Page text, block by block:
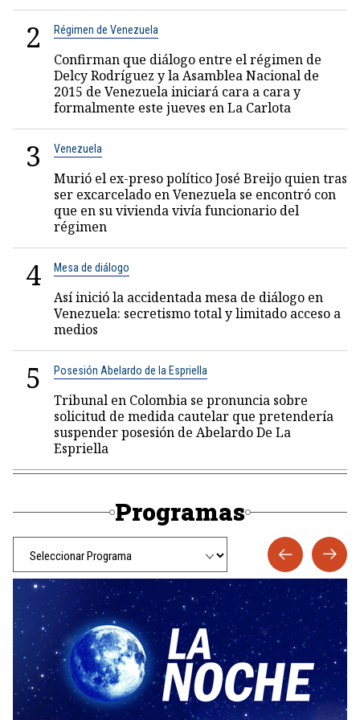
2 Régimen de Venezuela
Confirman que diálogo entre el régimen de
Delcy Rodríguez y la Asamblea Nacional de
2015 de Venezuela iniciará cara a cara y
formalmente este jueves en La Carlota
3 Venezuela
Murió el ex-preso político José Breijo quien tras
ser excarcelado en Venezuela se encontró con
que en su vivienda vivía funcionario del
régimen
4 Mesa de diálogo
Así inició la accidentada mesa de diálogo en
Venezuela: secretismo total y limitado acceso a
medios
5 Posesión Abelardo de la Espriella
Tribunal en Colombia se pronuncia sobre
solicitud de medida cautelar que pretendería
suspender posesión de Abelardo De La
Espriella
Programas